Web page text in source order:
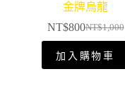
金牌烏龍
NT$1,000
NT$800
加入購物車